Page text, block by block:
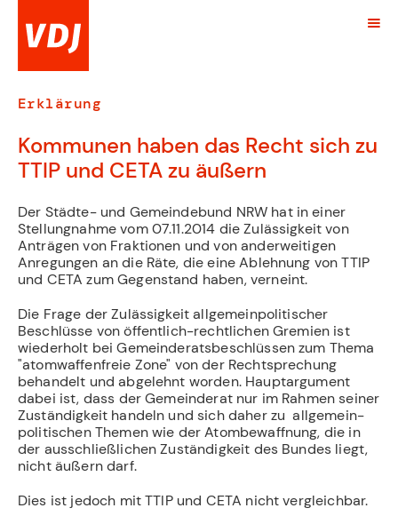
Erklärung
Kommunen haben das Recht sich zu
TTIP und CETA zu äußern
Der Städte- und Gemeindebund NRW hat in einer
Stellungnahme vom 07.11.2014 die Zulässigkeit von
Anträgen von Fraktionen und von anderweitigen
Anregungen an die Räte, die eine Ablehnung von TTIP
und CETA zum Gegenstand haben, verneint.
Die Frage der Zulässigkeit allgemeinpolitischer
Beschlüsse von öffentlich-rechtlichen Gremien ist
wiederholt bei Gemeinderatsbeschlüssen zum Thema
"atomwaffenfreie Zone" von der Rechtsprechung
behandelt und abgelehnt worden. Hauptargument
dabei ist, dass der Gemeinderat nur im Rahmen seiner
Zuständigkeit handeln und sich daher zu allgemein-
politischen Themen wie der Atombewaffnung, die in
der ausschließlichen Zuständigkeit des Bundes liegt,
nicht äußern darf.
Dies ist jedoch mit TTIP und CETA nicht vergleichbar.